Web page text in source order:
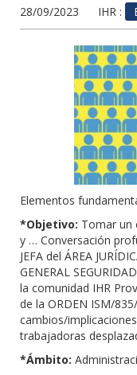
28/09/2023 IHR :
Elementos
*Objetivo: Tomar un
y … Conversación
JEFA del ÁREA
GENERAL
la comunidad IHR
de la ORDEN ISM/
cambios/
trabajadoras
*Ámbito: